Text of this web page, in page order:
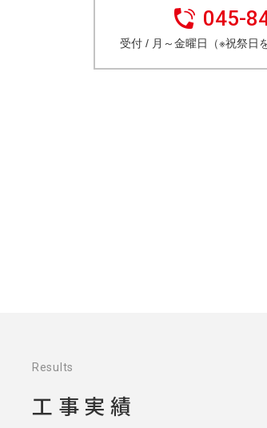
045-
受付 / 月～金曜日（※祝祭日
Results
工事実績